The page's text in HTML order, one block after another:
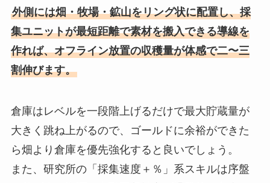
外側には畑・牧場・鉱山をリング状に配置し、採
集ユニットが最短距離で素材を搬入できる導線を
作れば、オフライン放置の収穫量が体感で二〜三
割伸びます。
倉庫はレベルを一段階上げるだけで最大貯蔵量が
大きく跳ね上がるので、ゴールドに余裕ができた
ら畑より倉庫を優先強化すると良いでしょう。
また、研究所の「採集速度＋％」系スキルは序盤